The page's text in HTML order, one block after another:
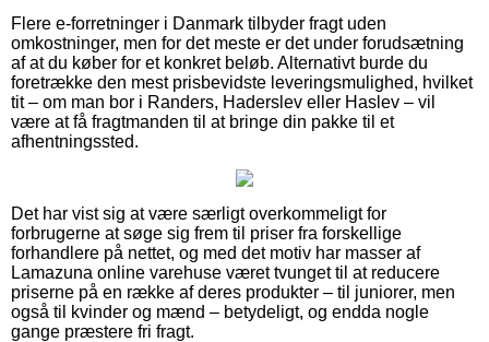
Flere e-forretninger i Danmark tilbyder fragt uden
omkostninger, men for det meste er det under forudsætning
af at du køber for et konkret beløb. Alternativt burde du
foretrække den mest prisbevidste leveringsmulighed, hvilket
tit – om man bor i Randers, Haderslev eller Haslev – vil
være at få fragtmanden til at bringe din pakke til et
afhentningssted.
Det har vist sig at være særligt overkommeligt for
forbrugerne at søge sig frem til priser fra forskellige
forhandlere på nettet, og med det motiv har masser af
Lamazuna online varehuse været tvunget til at reducere
priserne på en række af deres produkter – til juniorer, men
også til kvinder og mænd – betydeligt, og endda nogle
gange præstere fri fragt.